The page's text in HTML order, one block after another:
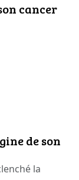
cancer
de son
la